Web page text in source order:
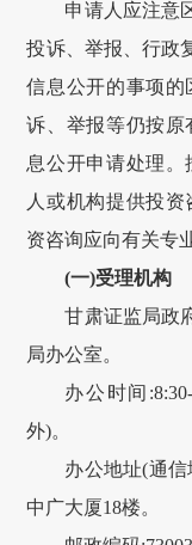
申请人应注意
投诉、举报、行政
信息公开的事项的
诉、举报等仍按
息公开申请处理
人或机构提供投
资咨询应向有关专
(一)受理机构
甘肃证监局政
局办公室。
办公时间
外)。
办公地址(通信
中广大厦18楼。